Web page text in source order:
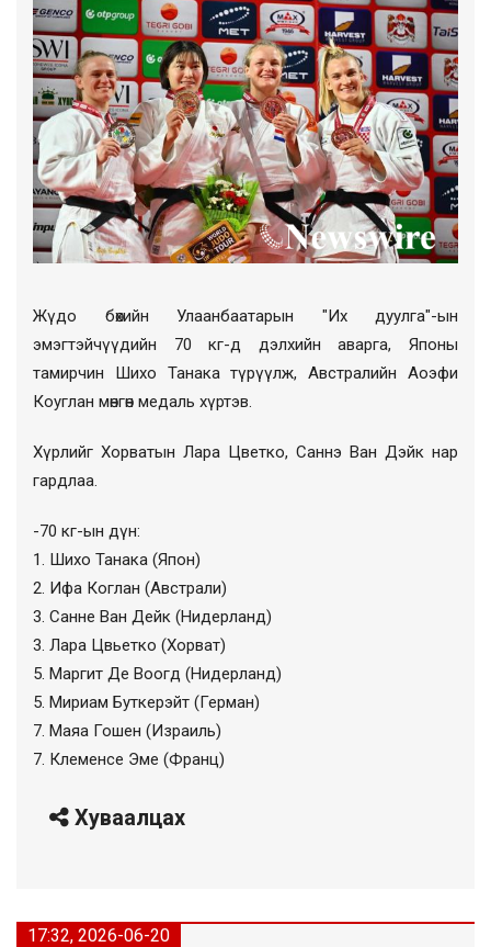
Жүдо бөхийн Улаанбаатарын "Их дуулга"-ын
эмэгтэйчүүдийн 70 кг-д дэлхийн аварга, Японы
тамирчин Шихо Танака түрүүлж, Австралийн Аоэфи
Коуглан мөнгөн медаль хүртэв.
Хүрлийг Хорватын Лара Цветко, Саннэ Ван Дэйк нар
гардлаа.
-70 кг-ын дүн:
1. Шихо Танака (Япон)
2. Ифа Коглан (Австрали)
3. Санне Ван Дейк (Нидерланд)
3. Лара Цвьетко (Хорват)
5. Маргит Де Воогд (Нидерланд)
5. Мириам Буткерэйт (Герман)
7. Маяа Гошен (Израиль)
7. Клеменсе Эме (Франц)
Хуваалцах
17:32, 2026-06-20